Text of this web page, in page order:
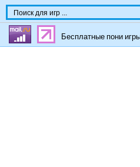
Бесплатные пони